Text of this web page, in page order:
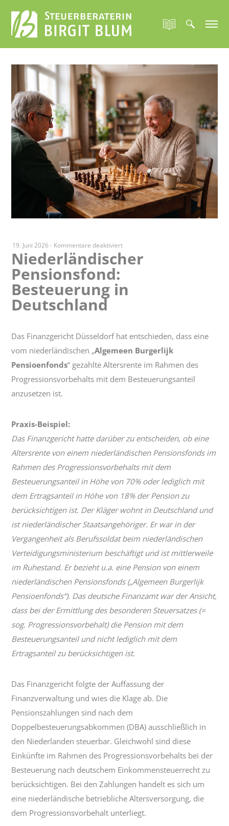
19. Juni 2026 - Kommentare deaktiviertfür
Niederländischer
in
Niederländischer
Pensionsfond:
Besteuerung in
Deutschland
Das Finanzgericht Düsseldorf hat entschieden, dass eine
vom niederländischen „Algemeen Burgerlijk
Pensioenfonds“ gezahlte Altersrente im Rahmen des
Progressionsvorbehalts mit dem Besteuerungsanteil
anzusetzen ist.
Praxis-Beispiel:
Das Finanzgericht hatte darüber zu entscheiden, ob eine
Altersrente von einem niederländischen Pensionsfonds im
Rahmen des Progressionsvorbehalts mit dem
Besteuerungsanteil in Höhe von 70% oder lediglich mit
dem Ertragsanteil in Höhe von 18% der Pension zu
berücksichtigen ist. Der Kläger wohnt in Deutschland und
ist niederländischer Staatsangehöriger. Er war in der
Vergangenheit als Berufssoldat beim niederländischen
Verteidigungsministerium beschäftigt und ist mittlerweile
im Ruhestand. Er bezieht u.a. eine Pension von einem
niederländischen Pensionsfonds („Algemeen Burgerlijk
Pensioenfonds“). Das deutsche Finanzamt war der Ansicht,
dass bei der Ermittlung des besonderen Steuersatzes (=
sog. Progressionsvorbehalt) die Pension mit dem
Besteuerungsanteil und nicht lediglich mit dem
Ertragsanteil zu berücksichtigen ist.
Das Finanzgericht folgte der Auffassung der
Finanzverwaltung und wies die Klage ab. Die
Pensionszahlungen sind nach dem
Doppelbesteuerungsabkommen (DBA) ausschließlich in
den Niederlanden steuerbar. Gleichwohl sind diese
Einkünfte im Rahmen des Progressionsvorbehalts bei der
Besteuerung nach deutschem Einkommensteuerrecht zu
berücksichtigen. Bei den Zahlungen handelt es sich um
eine niederländische betriebliche Altersversorgung, die
dem Progressionsvorbehalt unterliegt.